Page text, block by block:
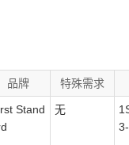
品牌 特殊需求
Stand
无